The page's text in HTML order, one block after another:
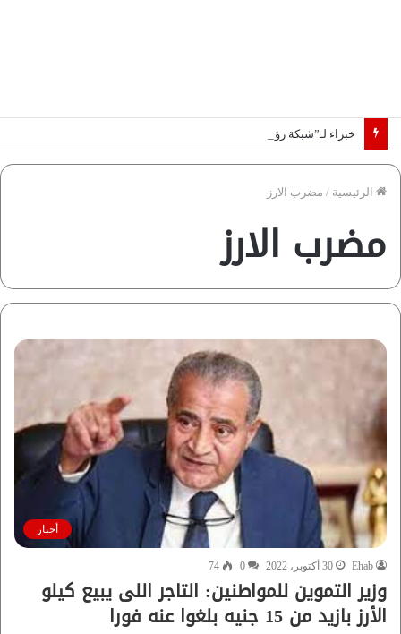
خبراء لـ”شبكة رؤية”: «اتفاق مكة» يغيّر قواعد اللعبة بالشرق الأوسط
الرئيسية / مضرب الارز
مضرب الارز
أخبار
Ehab 30 أكتوبر، 2022 0
74
وزير التموين للمواطنين: التاجر اللى يبيع كيلو
الأرز بازيد من 15 جنيه بلغوا عنه فورا